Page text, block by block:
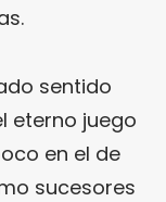
sentido
eterno juego
en el de
sucesores